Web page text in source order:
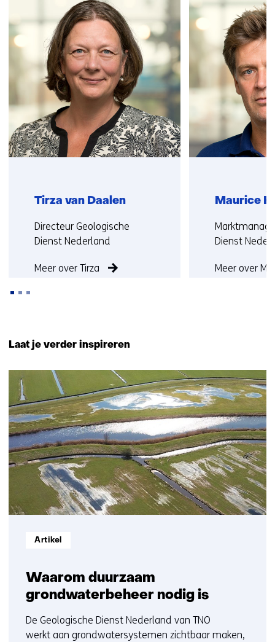
a
n
d
w
e
b
over
(Neem
contact
met
ons
op)
Tirza van Daalen
Functie:
Directeur Geologische
Dienst Nederland
Meer over Tirza
Maurice
Functie:
Dienst
Meer over
(Neem
contact
met
ons
op)
Laat je verder inspireren
resultaten,
getoond
1
t/m
5
Waarom duurzaam
grondwaterbeheer nodig is
Informatietype:
Artikel
De Geologische Dienst Nederland van TNO
werkt aan grondwatersystemen zichtbaar maken,